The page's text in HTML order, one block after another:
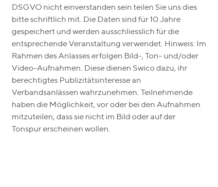
DSGVO nicht einverstanden sein teilen Sie uns dies
bitte schriftlich mit. Die Daten sind für 10 Jahre
gespeichert und werden ausschliesslich für die
entsprechende Veranstaltung verwendet. Hinweis: Im
Rahmen des Anlasses erfolgen Bild-, Ton- und/oder
Video-Aufnahmen. Diese dienen Swico dazu, ihr
berechtigtes Publizitätsinteresse an
Verbandsanlässen wahrzunehmen. Teilnehmende
haben die Möglichkeit, vor oder bei den Aufnahmen
mitzuteilen, dass sie nicht im Bild oder auf der
Tonspur erscheinen wollen.